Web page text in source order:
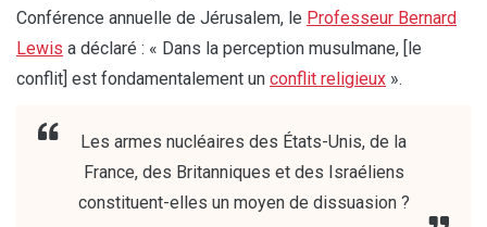
Conférence annuelle de Jérusalem, le Professeur Bernard
Lewis a déclaré : « Dans la perception musulmane, [le
conflit] est fondamentalement un conflit religieux ».
Les armes nucléaires des États-Unis, de la
France, des Britanniques et des Israéliens
constituent-elles un moyen de dissuasion ?